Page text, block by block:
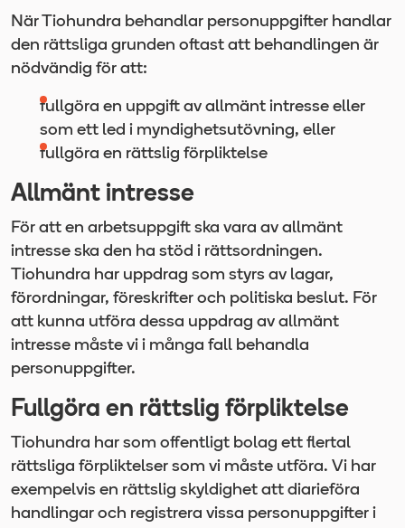
När Tiohundra behandlar personuppgifter handlar
den rättsliga grunden oftast att behandlingen är
nödvändig för att:
fullgöra en uppgift av allmänt intresse eller
som ett led i myndighetsutövning, eller
fullgöra en rättslig förpliktelse
Allmänt intresse
För att en arbetsuppgift ska vara av allmänt
intresse ska den ha stöd i rättsordningen.
Tiohundra har uppdrag som styrs av lagar,
förordningar, föreskrifter och politiska beslut. För
att kunna utföra dessa uppdrag av allmänt
intresse måste vi i många fall behandla
personuppgifter.
Fullgöra en rättslig förpliktelse
Tiohundra har som offentligt bolag ett flertal
rättsliga förpliktelser som vi måste utföra. Vi har
exempelvis en rättslig skyldighet att diarieföra
handlingar och registrera vissa personuppgifter i